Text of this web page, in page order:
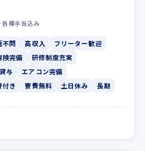
種手当込み
不問 高収入
フリーター歓迎
険完備
研修制度充実
与
エアコン完備
付き 寮費無料 土日休み
長期